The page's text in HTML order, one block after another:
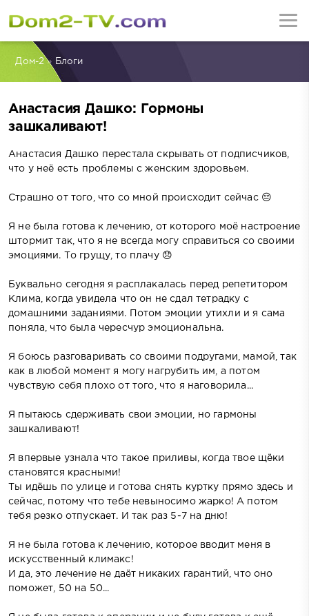
Дом-2» Блоги
Анастасия Дашко: Гормоны
зашкаливают!
Анастасия Дашко перестала скрывать от подписчиков,
что у неё есть проблемы с женским здоровьем.
Страшно от того, что со мной происходит сейчас 😔
Я не была готова к лечению, от которого моё настроение
штормит так, что я не всегда могу справиться со своими
эмоциями. То грущу, то плачу 😞
Буквально сегодня я расплакалась перед репетитором
Клима, когда увидела что он не сдал тетрадку с
домашними заданиями. Потом эмоции утихли и я сама
поняла, что была чересчур эмоциональна.
Я боюсь разговаривать со своими подругами, мамой, так
как в любой момент я могу нагрубить им, а потом
чувствую себя плохо от того, что я наговорила...
Я пытаюсь сдерживать свои эмоции, но гармоны
зашкаливают!
Я впервые узнала что такое приливы, когда твое щёки
становятся красными!
Ты идёшь по улице и готова снять куртку прямо здесь и
сейчас, потому что тебе невыносимо жарко! А потом
тебя резко отпускает. И так раз 5-7 на дню!
Я не была готова к лечению, которое вводит меня в
искусственный климакс!
И да, это лечение не даёт никаких гарантий, что оно
поможет, 50 на 50...